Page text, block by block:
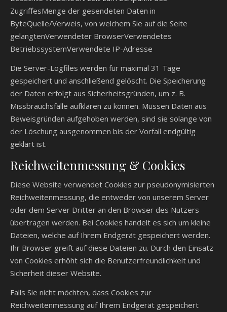
ZugriffesMenge der gesendeten Daten in
ByteQuelle/Verweis, von welchem Sie auf die Seite
gelangtenVerwendeter BrowserVerwendetes
BetriebssystemVerwendete IP-Adresse
Die Server-Logfiles werden für maximal 31 Tage
gespeichert und anschließend gelöscht. Die Speicherung
der Daten erfolgt aus Sicherheitsgründen, um z. B.
Missbrauchsfälle aufklären zu können. Müssen Daten aus
Beweisgründen aufgehoben werden, sind sie solange von
der Löschung ausgenommen bis der Vorfall endgültig
geklärt ist.
Reichweitenmessung & Cookies
Diese Website verwendet Cookies zur pseudonymisierten
Reichweitenmessung, die entweder von unserem Server
oder dem Server Dritter an den Browser des Nutzers
übertragen werden. Bei Cookies handelt es sich um kleine
Dateien, welche auf Ihrem Endgerät gespeichert werden.
Ihr Browser greift auf diese Dateien zu. Durch den Einsatz
von Cookies erhöht sich die Benutzerfreundlichkeit und
Sicherheit dieser Website.
Falls Sie nicht möchten, dass Cookies zur
Reichweitenmessung auf Ihrem Endgerät gespeichert